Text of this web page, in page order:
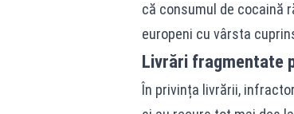
că consumul de cocaină
europeni cu vârsta
Livrări fragmentate
În privința livrării,